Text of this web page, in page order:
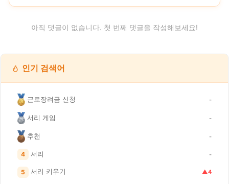
아직 댓글이 없습니다. 첫 번째 댓글을 작성해보세요!
인기 검색어
근로장려금 신청 -
서리 게임 -
추천 -
4 서리 -
5 서리 키우기 ▲4